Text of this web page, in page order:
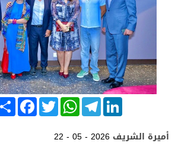
S
h
a
F
a
c
T
w
i
t
t
W
h
a
t
s
T
e
l
e
g
L
i
n
k
e
22 - 05 - 2026 أميرة الشريف